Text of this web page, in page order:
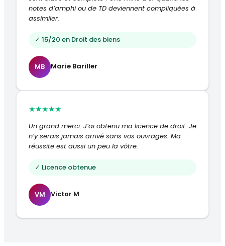
notes d’amphi ou de TD deviennent compliquées à
assimiler.
✓ 15/20 en Droit des biens
MB Marie Bariller
★★★★★
Un grand merci. J’ai obtenu ma licence de droit. Je
n’y serais jamais arrivé sans vos ouvrages. Ma
réussite est aussi un peu la vôtre.
✓ Licence obtenue
VM Victor M